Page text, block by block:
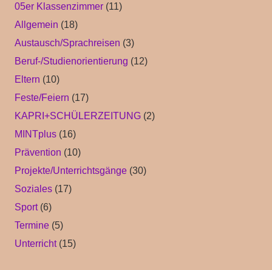
05er Klassenzimmer (11)
Allgemein (18)
Austausch/Sprachreisen (3)
Beruf-/Studienorientierung (12)
Eltern (10)
Feste/Feiern (17)
KAPRI+SCHÜLERZEITUNG (2)
MINTplus (16)
Prävention (10)
Projekte/Unterrichtsgänge (30)
Soziales (17)
Sport(6)
Termine (5)
Unterricht(15)